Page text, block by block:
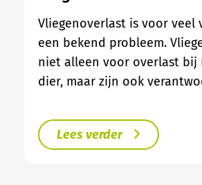
Vliegenoverlast is voor veel
een bekend probleem.
niet alleen voor overlast bij
dier, maar zijn ook
Lees verder